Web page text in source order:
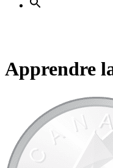
Apprendre